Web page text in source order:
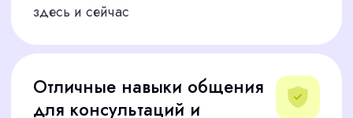
Доверьте подбор персонала нам.
свяжитесь с менеджером в чате. Мы
поиск. Ваш цветочный салон в Казани
засияет с настоящим
профессионалом!